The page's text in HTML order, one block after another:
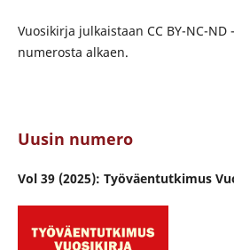
Vuosikirja julkaistaan CC BY-NC-
numerosta alkaen.
Uusin numero
Vol 39 (2025): Työväentutkimus